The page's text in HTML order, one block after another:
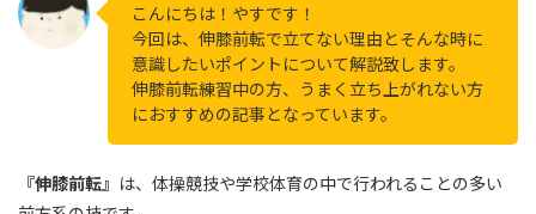
こんにちは！やすです！
今回は、伸膝前転で立てない理由とそんな時に
意識したいポイントについて解説致します。
伸膝前転練習中の方、うまく立ち上がれない方
におすすめの記事となっています。
『伸膝前転』 は、体操競技や学校体育の中で行われることの多い